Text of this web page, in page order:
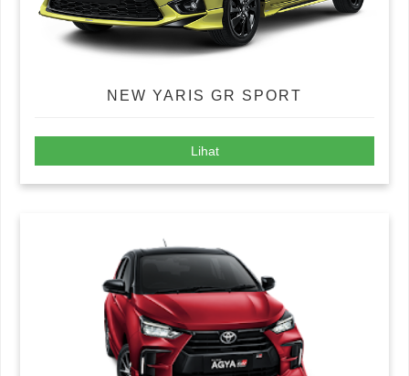
NEW YARIS GR SPORT
Lihat